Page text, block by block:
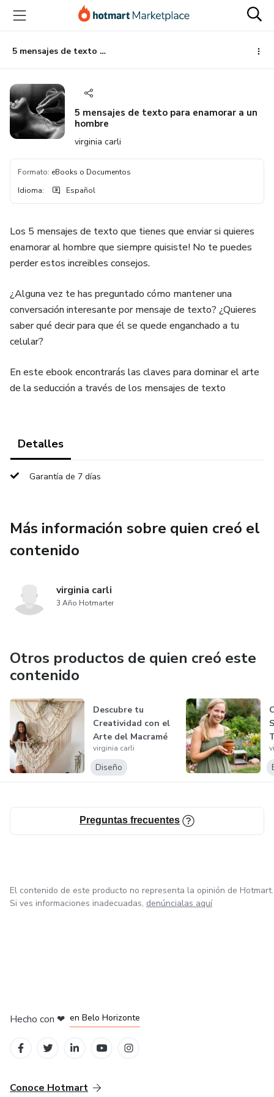
principal
página
de
página
5 mensajes de texto para enamorar a un hombre
5 mensajes de texto para enamorar a un
hombre
virginia carli
Formato: eBooks o Documentos
Idioma: Español
Los 5 mensajes de texto que tienes que enviar si quieres
enamorar al hombre que siempre quisiste! No te puedes
perder estos increibles consejos.
¿Alguna vez te has preguntado cómo mantener una
conversación interesante por mensaje de texto? ¿Quieres
saber qué decir para que él se quede enganchado a tu
celular?
En este ebook encontrarás las claves para dominar el arte
de la seducción a través de los mensajes de texto
Detalles
Garantía de 7 días
Más información sobre quien creó el
contenido
virginia carli
3 Año Hotmarter
Otros productos de quien creó este
contenido
Descubre tu
Creatividad con el
Arte del Macramé
virginia carli
Diseño
Preguntas frecuentes
El contenido de este producto no representa la opinión de Hotmart.
Si ves informaciones inadecuadas, denúncialas aquí
Hecho con ❤ en Belo Horizonte
Conoce Hotmart